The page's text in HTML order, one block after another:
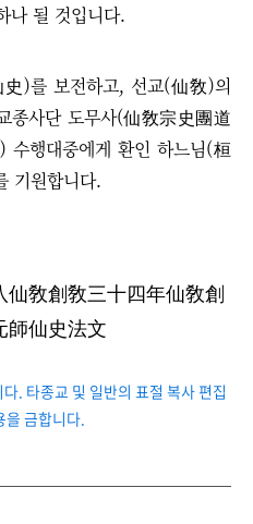
나 될 것입니다.
)를 보전하고, 선교(仙敎)의
종사단 도무사(仙敎宗史團道
행대중에게 환인 하느님(桓
기원합니다.
敎創敎三十四年仙敎創
師仙史法文
. 타종교 및 일반의 표절 복사 편집
을 금합니다.